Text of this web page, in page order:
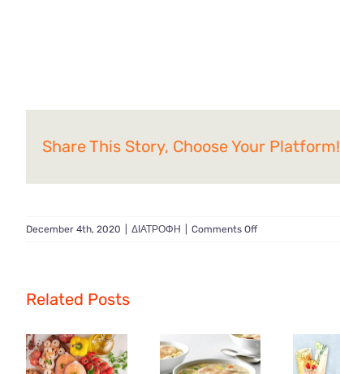
Share This Story, Choose Your Platform!
December 4th, 2020 ΔΙΑΤΡΟΦΗ Comments Offon
Related Posts